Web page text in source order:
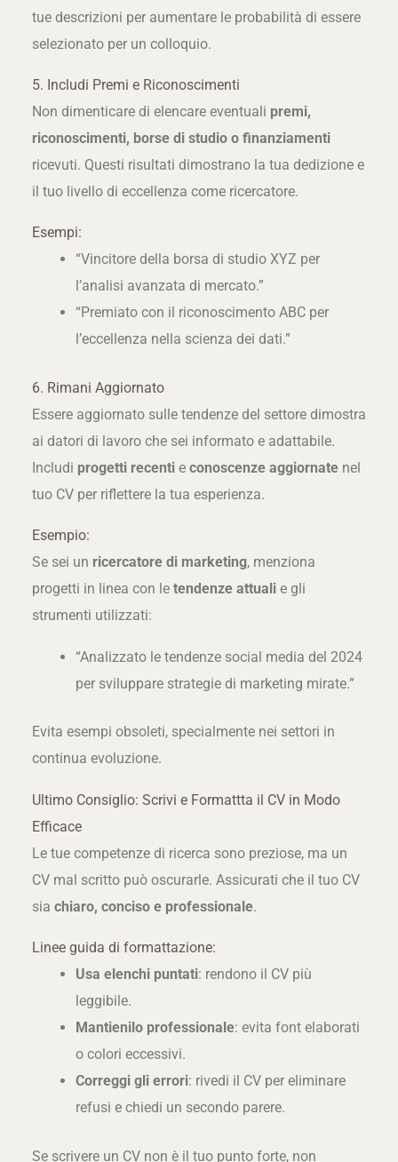
tue descrizioni per aumentare le probabilità di essere
selezionato per un colloquio.
5. Includi Premi e Riconoscimenti
Non dimenticare di elencare eventuali premi,
riconoscimenti, borse di studio o finanziamenti
ricevuti. Questi risultati dimostrano la tua dedizione e
il tuo livello di eccellenza come ricercatore.
Esempi:
“Vincitore della borsa di studio XYZ per
l’analisi avanzata di mercato.”
“Premiato con il riconoscimento ABC per
l’eccellenza nella scienza dei dati.”
6. Rimani Aggiornato
Essere aggiornato sulle tendenze del settore dimostra
ai datori di lavoro che sei informato e adattabile.
Includi progetti recentie conoscenze aggiornatenel
tuo CV per riflettere la tua esperienza.
Esempio:
Se sei un ricercatore di marketing, menziona
progetti in linea con le tendenze attualie gli
strumenti utilizzati:
“Analizzato le tendenze social media del 2024
per sviluppare strategie di marketing mirate.”
Evita esempi obsoleti, specialmente nei settori in
continua evoluzione.
Ultimo Consiglio: Scrivi e Formattta il CV in Modo
Efficace
Le tue competenze di ricerca sono preziose, ma un
CV mal scritto può oscurarle. Assicurati che il tuo CV
sia chiaro, conciso e professionale.
Linee guida di formattazione:
Usa elenchi puntati: rendono il CV più
leggibile.
Mantienilo professionale: evita font elaborati
o colori eccessivi.
Correggi gli errori: rivedi il CV per eliminare
refusi e chiedi un secondo parere.
Se scrivere un CV non è il tuo punto forte, non